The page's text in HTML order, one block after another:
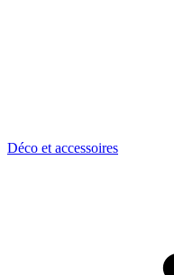
Déco et accessoires